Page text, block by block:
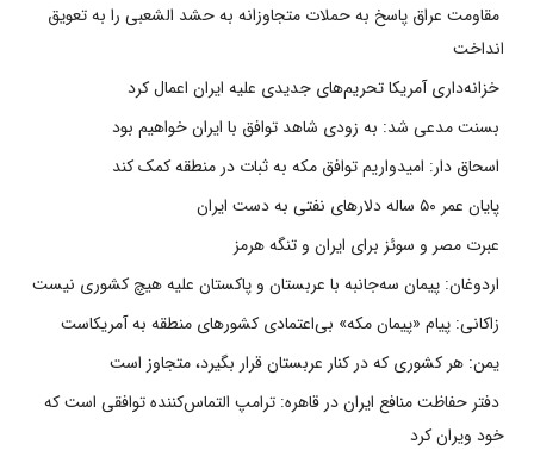
مقاومت عراق پاسخ به حملات متجاوزانه به حشد الشعبی را به تعویق
انداخت
خزانه‌داری آمریکا تحریم‌های جدیدی علیه ایران اعمال کرد
بسنت مدعی شد: به زودی شاهد توافق با ایران خواهیم بود
اسحاق دار: امیدواریم توافق مکه به ثبات در منطقه کمک کند
پایان عمر ۵۰ ساله دلارهای نفتی به دست ایران
عبرت مصر و سوئز برای ایران و تنگه هرمز
اردوغان: پیمان سه‌جانبه با عربستان و پاکستان علیه هیچ کشوری نیست
زاکانی: پیام «پیمان مکه» بی‌اعتمادی کشورهای منطقه به آمریکاست
یمن: هر کشوری که در کنار عربستان قرار بگیرد، متجاوز است
دفتر حفاظت منافع ایران در قاهره: ترامپ التماس‌کننده توافقی است که
خود ویران کرد